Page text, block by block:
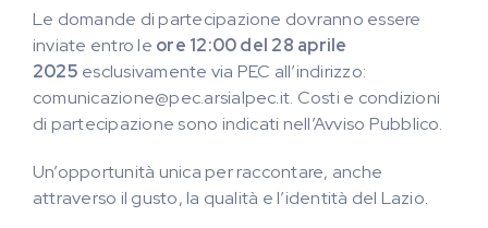
Le domande di partecipazione dovranno essere
inviate entro le ore 12:00 del 28 aprile
2025 esclusivamente via PEC all’indirizzo:
comunicazione@pec.arsialpec.it. Costi e condizioni
di partecipazione sono indicati nell’Avviso Pubblico.
Un’opportunità unica per raccontare, anche
attraverso il gusto, la qualità e l’identità del Lazio.